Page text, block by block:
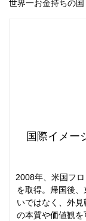
世界一お金持ちの国
国際イメー
2008年、米国フ
を取得。帰国後
いではなく、外
の本質や価値観